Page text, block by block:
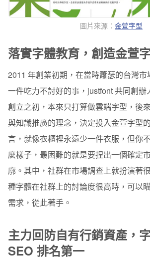
圖片來源： 金萱字型
落實字體教育，創造金萱
2011 年創業初期，在當時蕭瑟的台灣
一件吃力不討好的事，justfont 共同創辦
創立之初，本來只打算做雲端字型，後
與知識推廣的理念，決定投入金萱字型
言，就像衣櫃裡永遠少一件衣服，但你
麼樣子，最困難的就是要捏出一個確定
廓。其中，社群在市場調查上就扮演著
種字體在社群上的討論度很高時，可以
需求，從此著手。
主力回防自有行銷資產，
SEO 排名第一